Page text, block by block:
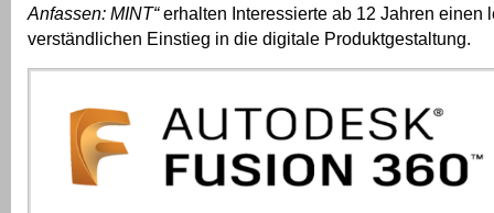
Anfassen: MINT“erhalten Interessierte ab 12 Jahren einen
verständlichen Einstieg in die digitale Produktgestaltung.